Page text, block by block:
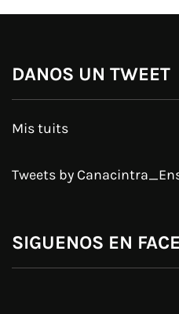
DANOS UN TWEET
Mis tuits
Tweets by
SIGUENOS EN